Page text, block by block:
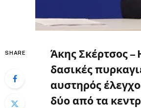
SHARE
Άκης Σκέρτσος –
δασικές
αυστηρός
δύο από τα